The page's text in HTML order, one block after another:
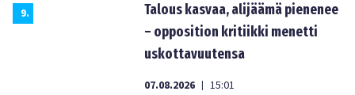
9.
Talous kasvaa, alijäämä pienenee
– opposition kritiikki menetti
uskottavuutensa
07.08.2026 | 15:01